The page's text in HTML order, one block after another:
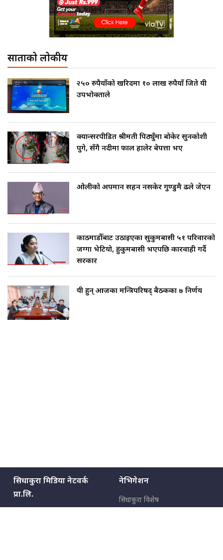
साताको लोकप्रीय
२५० रुपैयाँको खरिदमा १० लाख रुपैयाँ जिते यी
उपभोक्ताले
क्यान्सरपीडित श्रीमती पिठ्युँमा बोकेर सुनकोशी
पुगे, सँगै नदीमा फाल हालेर बेपत्ता भए
ओलीको अपमान सहन नसकेर गुण्डुमै ढले जेएन
काठमाडौँबाट उठाइएका सुकुमबासी ५१ परिवारको
जग्गा भेटियो, हुकुमबासी भएपछि कारवाही गर्दै
सरकार
यी हुन् आजका मन्त्रिपरिषद् बैठकका ७ निर्णय
सिधाकुरा मिडिया नेटवर्क
प्रा.लि.
नेभिगेशन
सिधाकुरा विशेष